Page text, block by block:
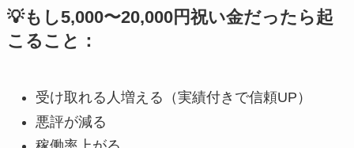
💡もし5,000〜20,000円祝い金だったら起
こること：
受け取れる人増える（実績付きで信頼UP）
悪評が減る